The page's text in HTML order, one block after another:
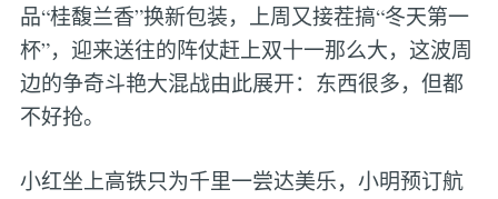
品“桂馥兰香”换新包装，上周又接茬搞“冬天第一
杯”，迎来送往的阵仗赶上双十一那么大，这波周
边的争奇斗艳大混战由此展开：东西很多，但都
不好抢。
小红坐上高铁只为千里一尝达美乐，小明预订航